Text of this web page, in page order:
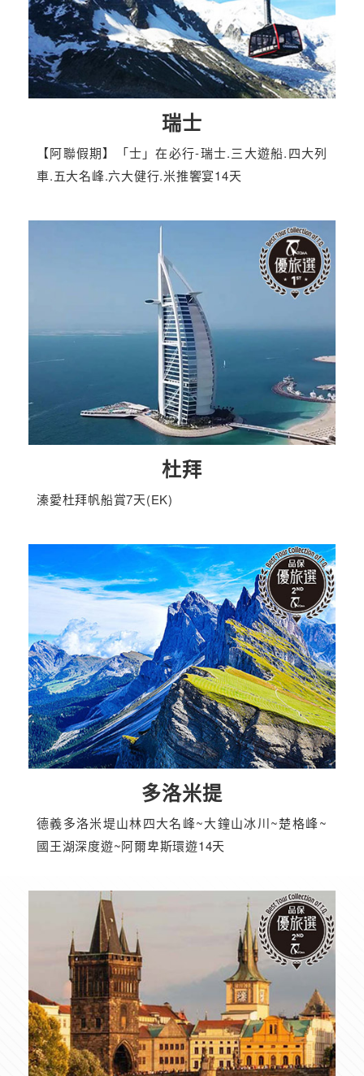
瑞士
【阿聯假期】「士」在必行-瑞士.三大遊船.四大列
車.五大名峰.六大健行.米推饗宴14天
杜拜
溱愛杜拜帆船賞7天(EK)
多洛米提
德義多洛米堤山林四大名峰~大鐘山冰川~楚格峰~
國王湖深度遊~阿爾卑斯環遊14天